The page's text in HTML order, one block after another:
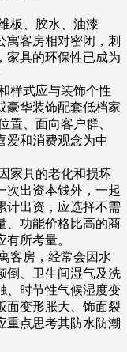
板、胶水、油漆
寓客房相对密闭，刺
家具的环保性已成为
样式应与装饰个性
豪华装饰配套低档家
置、面向客户群、
爱和消费观念为中
家具的老化和损坏
次出资本钱外，一起
计出资，应选择不需
、功能价格比高的商
所考量。
客房，经常会因水
倒、卫生间湿气及洗
、时节性气候湿度变
面变形胀大、饰面裂
重点思考其防水防潮